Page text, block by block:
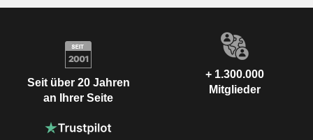
Seit über 20 Jahren
an Ihrer Seite
+ 1.300.000
Mitglieder